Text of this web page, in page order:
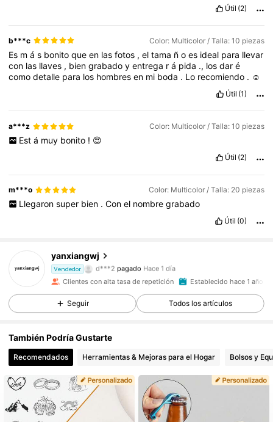
Útil (2)
b***c Color: Multicolor / Talla: 10 piezas
Es más bonitoqueen lasfotos ,eltama ñoes ideal para llevar
con las llaves , biengrabadoyentrega rá pida ., losdaré
comodetalle para los hombresen mi boda . Lo recomiendo . ☺️
Útil (1)
a***z Color: Multicolor / Talla: 10 piezas
Est á muy bonito ! 😍
Útil (2)
m***o Color: Multicolor / Talla: 20 piezas
Llegaron super bien . Con el nombre grabado
Útil (0)
yanxiangwj
Vendedor
d***2
m***u seguido haceHace 1 día
4,93
362 Seguidores
4,93 362 Seguidores
4,93
362 Seguidores
Clientes con alta tasa de repetición Establecido hace 1 año
Seguir Todos los artículos
También Podría Gustarte
Recomendados Herramientas & Mejoras para el Hogar Bolsos y